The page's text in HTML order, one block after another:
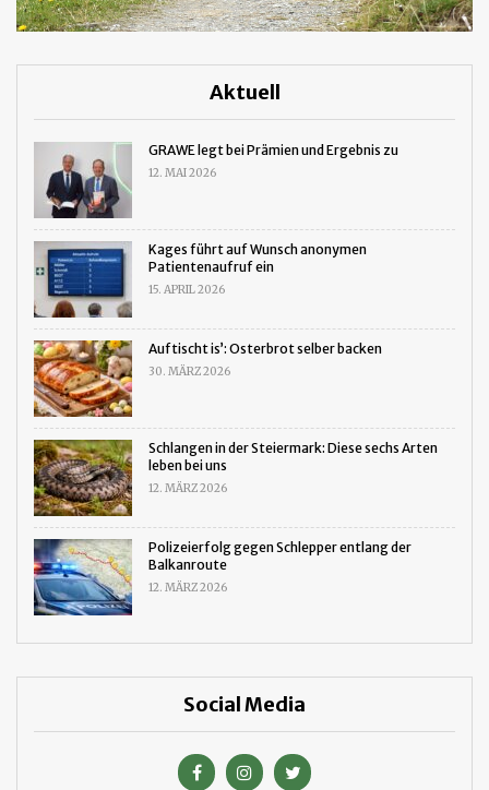
Aktuell
GRAWE legt bei Prämien und Ergebnis zu
12. MAI 2026
Kages führt auf Wunsch anonymen
Patientenaufruf ein
15. APRIL 2026
Auftischt is’: Osterbrot selber backen
30. MÄRZ 2026
Schlangen in der Steiermark: Diese sechs Arten
leben bei uns
12. MÄRZ 2026
Polizeierfolg gegen Schlepper entlang der
Balkanroute
12. MÄRZ 2026
Social Media